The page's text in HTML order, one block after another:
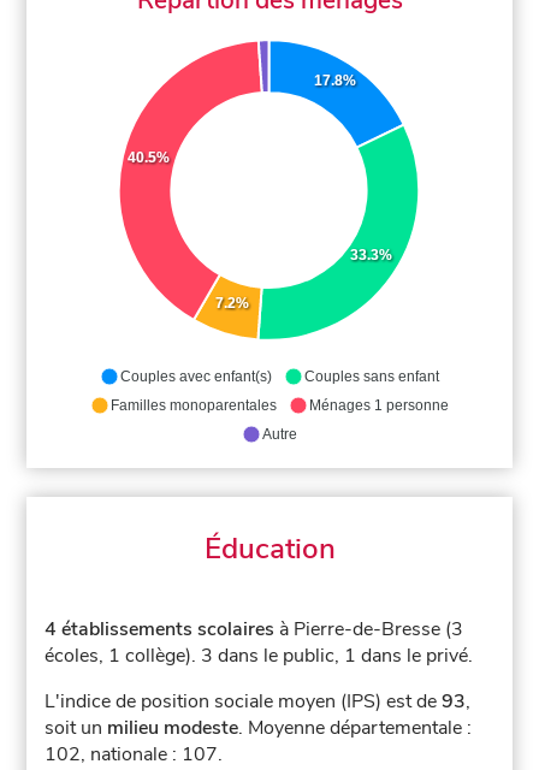
17.8%
33.3%
7.2%
40.5%
Couples avec enfant(s)
Couples sans enfant
Familles monoparentales
Ménages 1 personne
Autre
Éducation
4 établissements scolaires à Pierre-de-Bresse (3
écoles, 1 collège). 3 dans le public, 1 dans le privé.
L'indice de position sociale moyen (IPS) est de93,
soit un milieu modeste. Moyenne départementale :
102, nationale : 107.